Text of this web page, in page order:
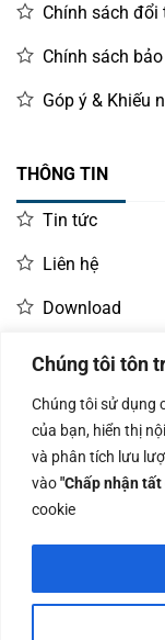
Chúng tôi tôn
Chúng tôi sử dụng
của bạn, hiển thị
và phân tích lưu
vào"Chấp nhận tất
cookie
Chính sách đổi
Chính sách
Góp ý & Khiếu
THÔNG TIN
Tin tức
Liên hệ
Download
LIÊN HỆ MUA
Kinh doanh:
0966.93.1717
14/06/2019 bởi Sở